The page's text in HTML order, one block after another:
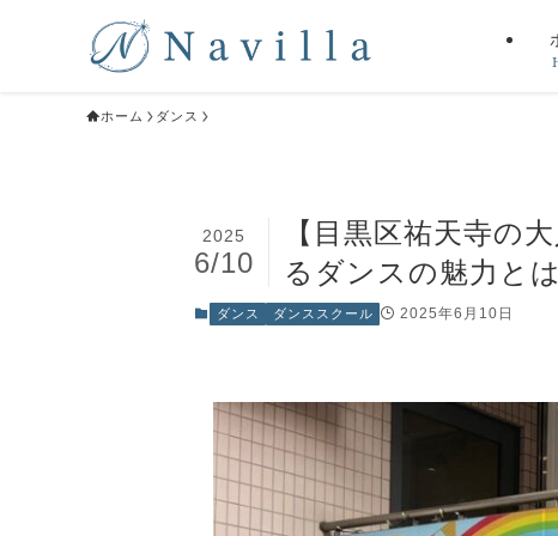
ホーム ダンス
【目黒区祐天寺の
るダンスの魅力と
2025
6/10
ダンス ダンススクール 2025年6月10日